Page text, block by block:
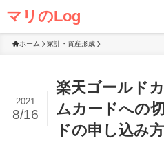
マリのLog
ホーム 家計・資産形成
楽天ゴールド
ムカードへの
ドの申し込み方
2021
8/16